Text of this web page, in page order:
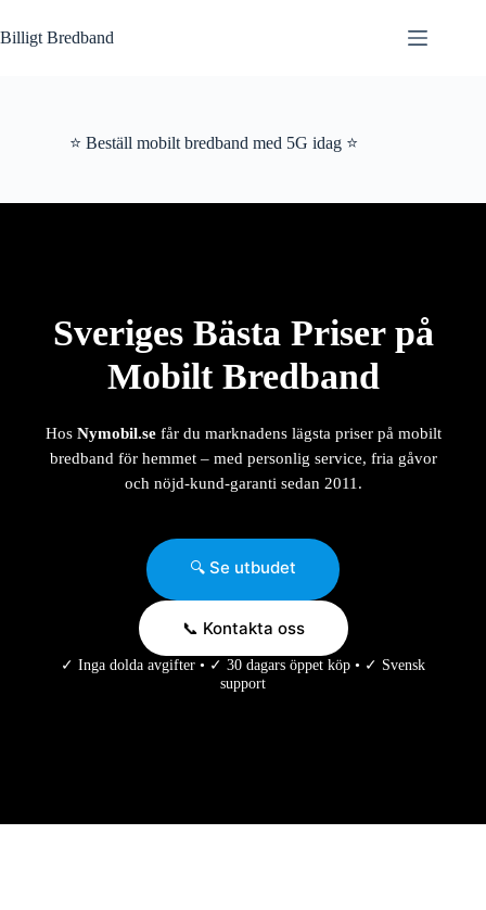
till
innehåll
Billigt Bredband
⭐ Beställ mobilt bredband med 5G idag ⭐
Sveriges Bästa Priser på
Mobilt Bredband
Hos Nymobil.sefår du marknadens lägsta priser på mobilt
bredband för hemmet – med personlig service, fria gåvor
och nöjd-kund-garanti sedan 2011.
🔍 Se utbudet
📞 Kontakta oss
✓ Inga dolda avgifter • ✓ 30 dagars öppet köp • ✓ Svensk
support